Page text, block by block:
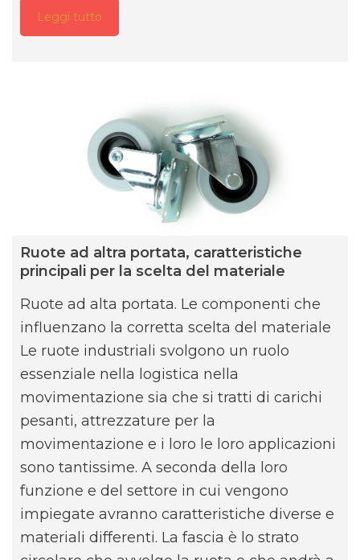
Leggi tutto
Ruote ad altra portata, caratteristiche
principali per la scelta del materiale
Ruote ad alta portata. Le componenti che
influenzano la corretta scelta del materiale
Le ruote industriali svolgono un ruolo
essenziale nella logistica nella
movimentazione sia che si tratti di carichi
pesanti, attrezzature per la
movimentazione e i loro le loro applicazioni
sono tantissime. A seconda della loro
funzione e del settore in cui vengono
impiegate avranno caratteristiche diverse e
materiali differenti. La fascia è lo strato